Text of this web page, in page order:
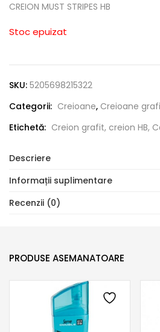
CREION MUST STRIPES HB
Stoc epuizat
SKU: 5205698215322
Categorii: Creioane, Creioane
Etichetă: Creion grafit, creion HB,
Descriere
Informații suplimentare
Recenzii (0)
PRODUSE ASEMANATOARE